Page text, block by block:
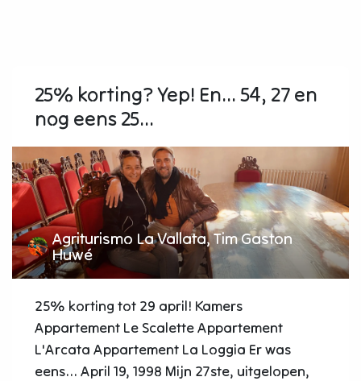
25% korting? Yep! En... 54, 27 en
nog eens 25...
Agriturismo La Vallata, Tim Gaston
Huwé
25% korting tot 29 april! Kamers
Appartement Le Scalette Appartement
L'Arcata Appartement La Loggia Er was
eens... April 19, 1998 Mijn 27ste, uitgelopen,